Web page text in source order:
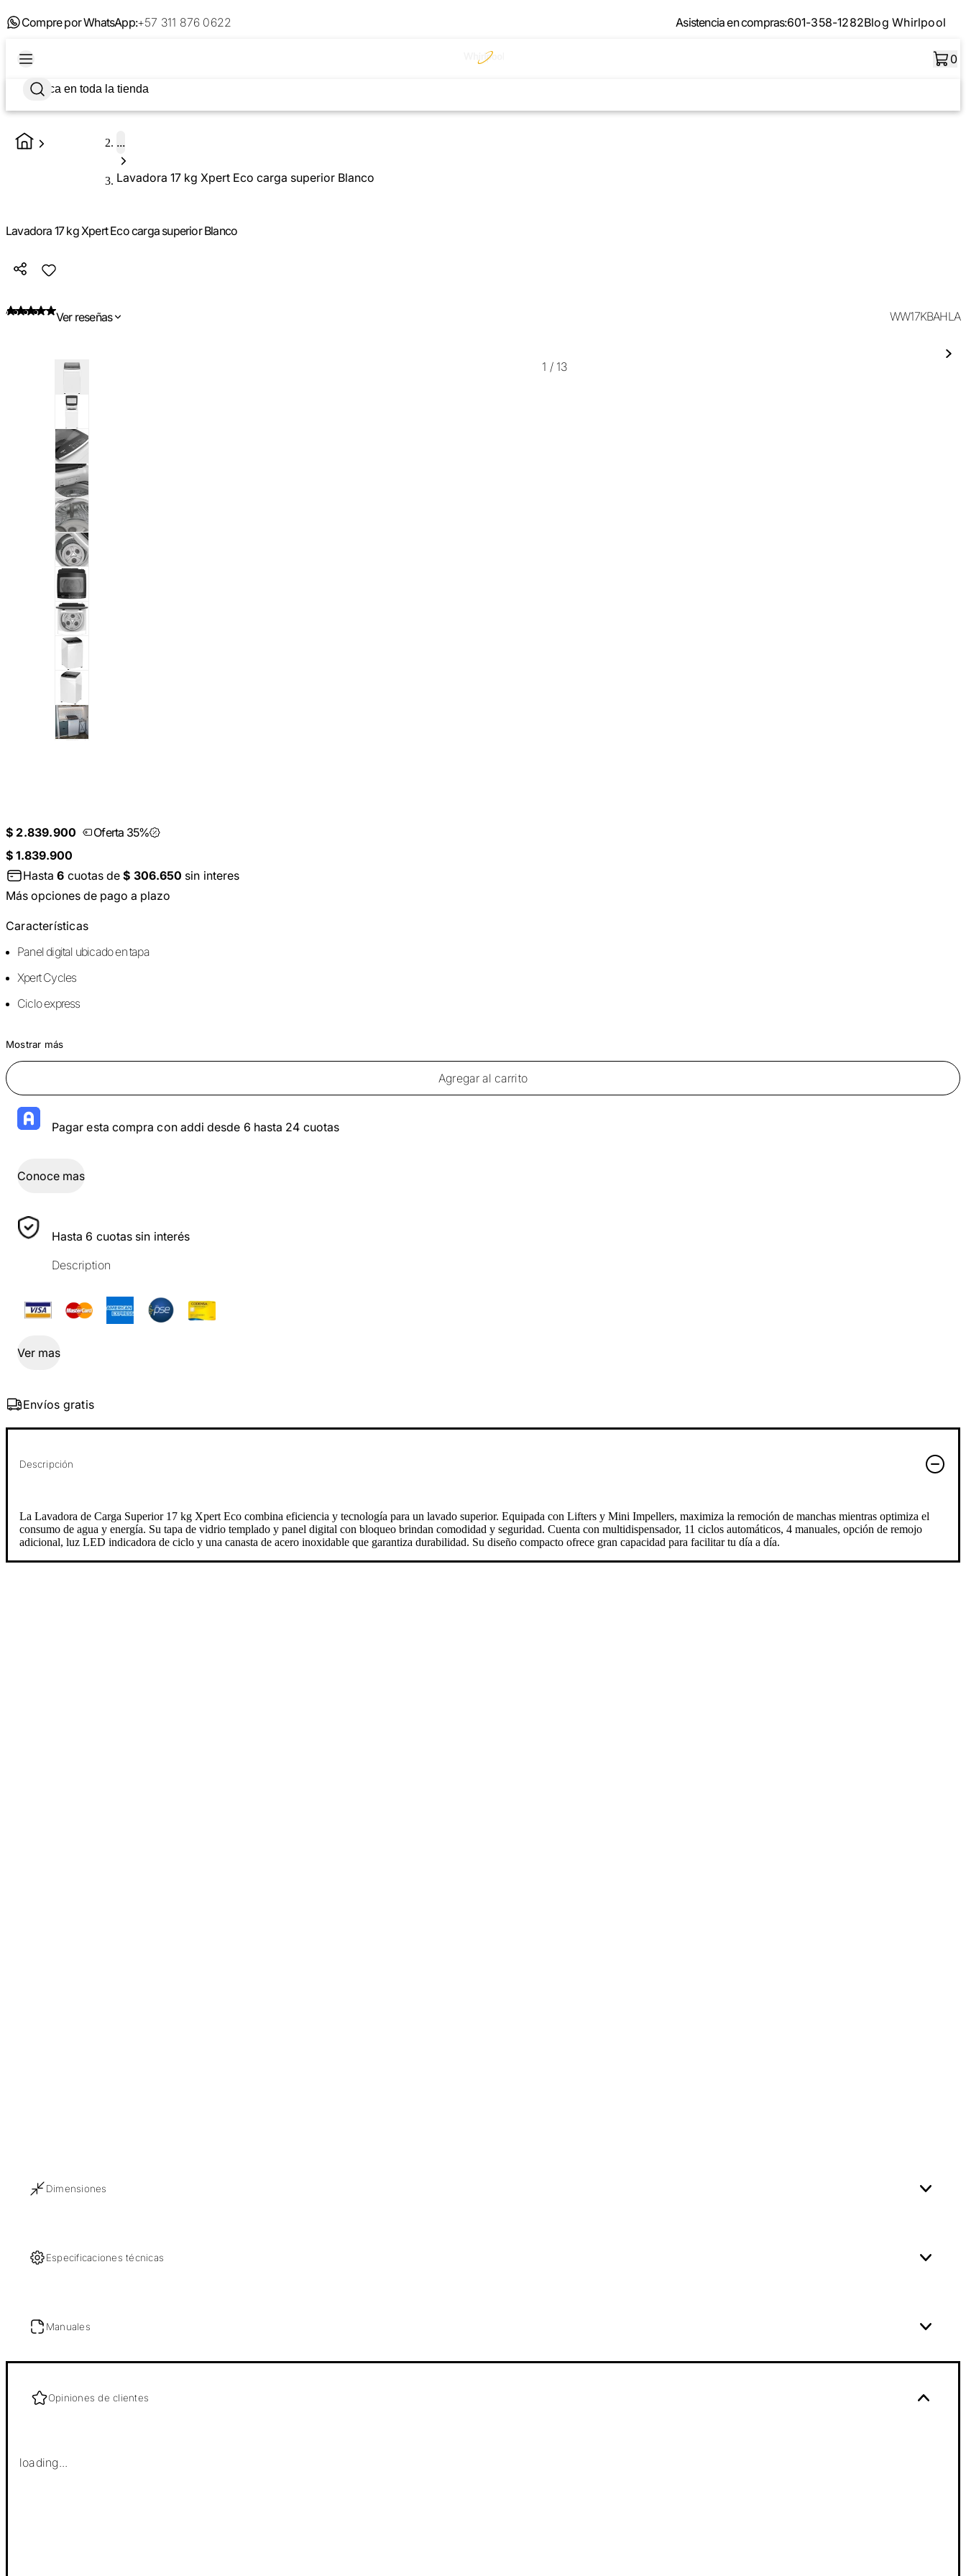
Compre por WhatsApp:+57 311 876 0622 Asistencia en compras:601-358-1282Blog Whirlpool
0
...
Lavadora 17 kg Xpert Eco carga superior Blanco
Lavadora 17 kg Xpert Eco carga superior Blanco
Ver reseñas WW17KBAHLA
1 / 13
$ 2.839.900
Oferta 35%
$ 1.839.900
Hasta6 cuotas de$ 306.650 sin interes
Más opciones de pago a plazo
Características
Panel digital ubicado en tapa
Xpert Cycles
Ciclo express
Mostrar más
Agregar al carrito
Pagar esta compra con addi desde 6 hasta 24 cuotas
Conoce mas
Hasta 6 cuotas sin interés
Description
Ver mas
Envíos gratis
Descripción
La Lavadora de Carga Superior 17 kg Xpert Eco combina eficiencia y tecnología para un lavado superior. Equipada con Lifters y Mini Impellers, maximiza la remoción de manchas mientras optimiza el
consumo de agua y energía. Su tapa de vidrio templado y panel digital con bloqueo brindan comodidad y seguridad. Cuenta con multidispensador, 11 ciclos automáticos, 4 manuales, opción de remojo
adicional, luz LED indicadora de ciclo y una canasta de acero inoxidable que garantiza durabilidad. Su diseño compacto ofrece gran capacidad para facilitar tu día a día.
Dimensiones
Especificaciones técnicas
Manuales
Opiniones de clientes
loading...